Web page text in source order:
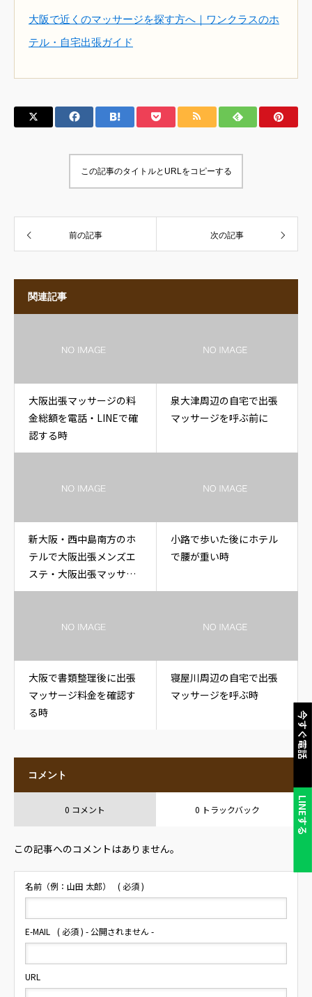
今すぐ電話
LINEする
大阪で近くのマッサージを探す方へ｜ワンクラスのホ
テル・自宅出張ガイド
この記事のタイトルとURLをコピーする
前の記事 次の記事
関連記事
大阪出張マッサージの料
金総額を電話・LINEで確
認する時
泉大津周辺の自宅で出張
マッサージを呼ぶ前に
新大阪・西中島南方のホ
テルで大阪出張メンズエ
ステ・大阪出張マッサー
ジを呼ぶ時
小路で歩いた後にホテル
で腰が重い時
大阪で書類整理後に出張
マッサージ料金を確認す
る時
寝屋川周辺の自宅で出張
マッサージを呼ぶ時
コメント
0 コメント 0 トラックバック
この記事へのコメントはありません。
名前（例：山田 太郎） ( 必須 )
E-MAIL ( 必須 ) - 公開されません -
URL